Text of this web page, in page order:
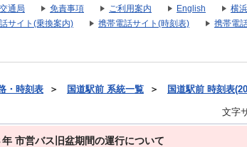
通局 免責事項 ご利用案内 English 横
サイト(乗換案内)
携帯電話サイト(時刻表) 携帯電
・時刻表 ＞ 国道駅前 系統一覧 ＞ 国道駅前 時刻表
文字
市営バス旧盆期間の運行について